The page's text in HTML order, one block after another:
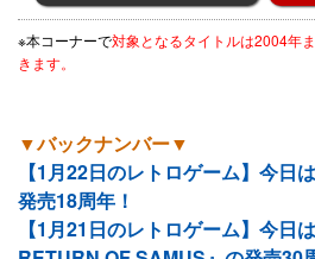
※本コーナーで対象となるタイトルは2004年
きます。
▼バックナンバー▼
【1月22日のレトロゲーム】今日
発売18周年！
【1月21日のレトロゲーム】今日